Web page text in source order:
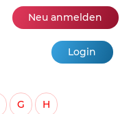
Neu anmelden
Login
G H